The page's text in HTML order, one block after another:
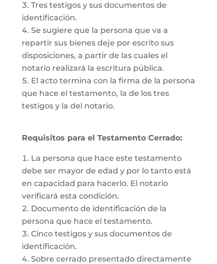
Tres testigos y sus documentos de
identificación.
Se sugiere que la persona que va a
repartir sus bienes deje por escrito sus
disposiciones, a partir de las cuales el
notario realizará la escritura pública.
El acto termina con la firma de la persona
que hace el testamento, la de los tres
testigos y la del notario.
Requisitos para el Testamento Cerrado:
La persona que hace este testamento
debe ser mayor de edad y por lo tanto está
en capacidad para hacerlo. El notario
verificará esta condición.
Documento de identificación de la
persona que hace el testamento.
Cinco testigos y sus documentos de
identificación.
Sobre cerrado presentado directamente